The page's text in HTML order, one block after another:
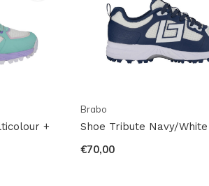
+
Brabo
Shoe Tribute Navy/
€70,00